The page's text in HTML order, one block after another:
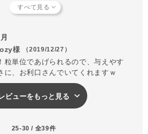
時も携帯できるので、とても重宝して
れます。(うちの子が一番アレルギー食
様 （2019/12/27）
粒単位であげられるので、与えやす
に、お利口さんでいてくれますｗ
ビューをもっと見る
25-30 / 全39件